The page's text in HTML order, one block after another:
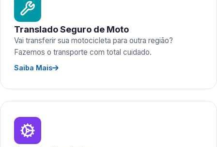
Translado Seguro de Moto
Vai transferir sua motocicleta para outra região?
Fazemos o transporte com total cuidado.
Saiba Mais